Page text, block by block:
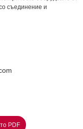
съединение и
PDF